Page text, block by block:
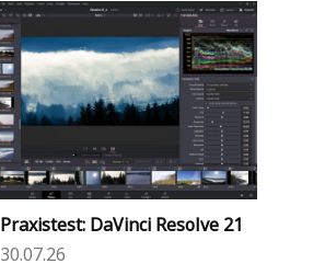
Praxistest: DaVinci Resolve 21
30.07.26